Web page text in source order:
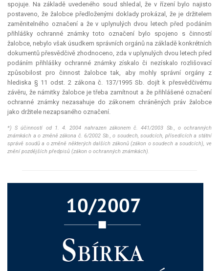
spojuje. Na základě uvedeného soud shledal, že v řízení bylo najisto
postaveno, že žalobce předloženými doklady prokázal, že je držitelem
zaměnitelného označení a že v uplynulých dvou letech před podáním
přihlášky ochranné známky toto označení bylo spojeno s činností
žalobce, nebylo však úsudkem správních orgánů na základě konkrétních
dokumentů přesvědčivě zhodnoceno, zda v uplynulých dvou letech před
podáním přihlášky ochranné známky získalo či nezískalo rozlišovací
způsobilost pro činnost žalobce tak, aby mohly správní orgány z
hlediska § 11 odst. 2 zákona č. 137/1995 Sb. dojít k přesvědčivému
závěru, že námitky žalobce je třeba zamítnout a že přihlášené označení
ochranné známky nezasahuje do zákonem chráněných práv žalobce
jako držitele nezapsaného označení.
*) S účinností od 1. 4. 2004 nahrazen zákonem č. 441/2003 Sb., o ochranných
známkách a o změně zákona č. 6/2002 Sb., o soudech, soudcích, přísedících a státní
správě soudů a o změně některých dalších zákonů (zákon o soudech a soudcích), ve
znění pozdějších předpisů (zákon o ochranných známkách).